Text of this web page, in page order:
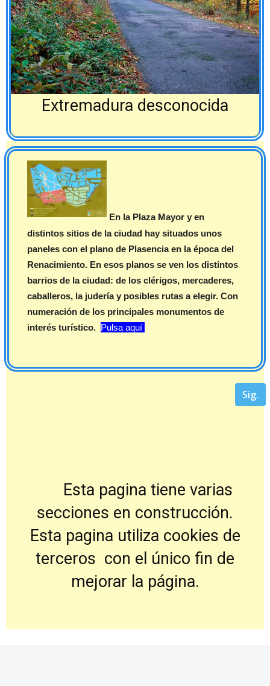
Extremadura desconocida
En la Plaza Mayor y en
distintos sitios de la ciudad hay situados unos
paneles con el plano de Plasencia en la época del
Renacimiento. En esos planos se ven los distintos
barrios de la ciudad: de los clérigos, mercaderes,
caballeros, la judería y posibles rutas a elegir. Con
numeración de los principales monumentos de
interés turístico. Pulsa aquí
Sig.
Esta pagina tiene varias
secciones en construcción.
Esta pagina utiliza cookies de
terceros con el único fin de
mejorar la página.